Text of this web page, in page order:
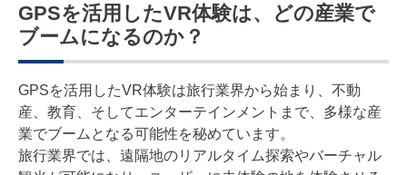
GPSを活用したVR体験は、どの産業で
ブームになるのか？
GPSを活用したVR体験は旅行業界から始まり、不動
産、教育、そしてエンターテインメントまで、多様な産
業でブームとなる可能性を秘めています。
旅行業界では、遠隔地のリアルタイム探索やバーチャル